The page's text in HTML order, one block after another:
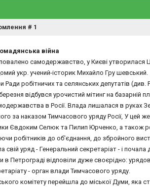
# 1
війна
самодержавство, у Києві утворилася
укр. учений-історик Михайло Гру шевський.
Ради робітничих та селянських депутатів
відбувся урочистий мітинг на базарній
в Росії. Влада лишалася в руках
за наказом Тимчасового уряду Росії, У цей
Євдоким Селюк та Пилип Юрченко, а також
робітників до об'єднання, до збройного
свій уряд - Генеральний секретаріат - і
в Петрограді відповіли дуже своєрідно:
- орган влади Тимчасового уряду.
комітету перейшла до міської Думи, яка